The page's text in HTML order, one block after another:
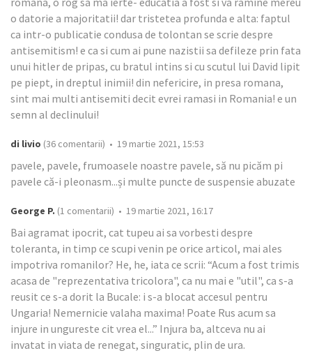
o datorie a majoritatii! dar tristetea profunda e alta: faptul
ca intr-o publicatie condusa de tolontan se scrie despre
antisemitism! e ca si cum ai pune nazistii sa defileze prin fata
unui hitler de pripas, cu bratul intins si cu scutul lui David lipit
pe piept, in dreptul inimii! din nefericire, in presa romana,
sint mai multi antisemiti decit evrei ramasi in Romania! e un
semn al declinului!
di livio (36 comentarii) • 19 martie 2021, 15:53
pavele, pavele, frumoasele noastre pavele, să nu picăm pi
pavele că-i pleonasm...și multe puncte de suspensie abuzate
George P. (1 comentarii) • 19 martie 2021, 16:17
Bai agramat ipocrit, cat tupeu ai sa vorbesti despre
toleranta, in timp ce scupi venin pe orice articol, mai ales
impotriva romanilor? He, he, iata ce scrii: “Acum a fost trimis
acasa de "reprezentativa tricolora", ca nu mai e "util", ca s-a
reusit ce s-a dorit la Bucale: i s-a blocat accesul pentru
Ungaria! Nemernicie valaha maxima! Poate Rus acum sa
injure in ungureste cit vrea el...” Injura ba, altceva nu ai
invatat in viata de renegat, singuratic, plin de ura.